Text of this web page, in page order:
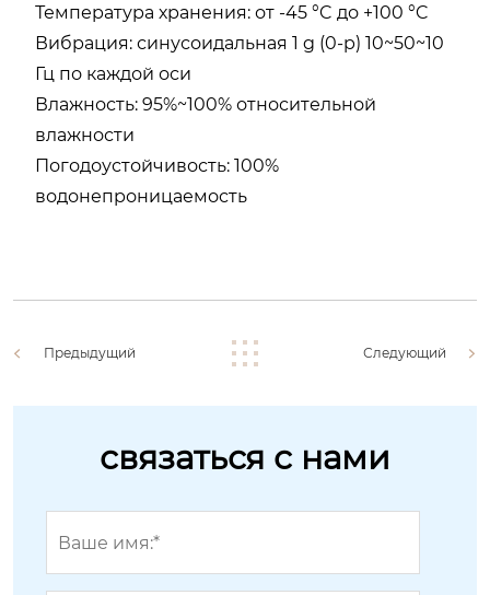
Температура хранения: от -45 °C до +100 °C
Вибрация: синусоидальная 1 g (0-p) 10~50~10
Гц по каждой оси
Влажность: 95%~100% относительной
влажности
Погодоустойчивость: 100%
водонепроницаемость
Предыдущий Следующий
связаться с нами